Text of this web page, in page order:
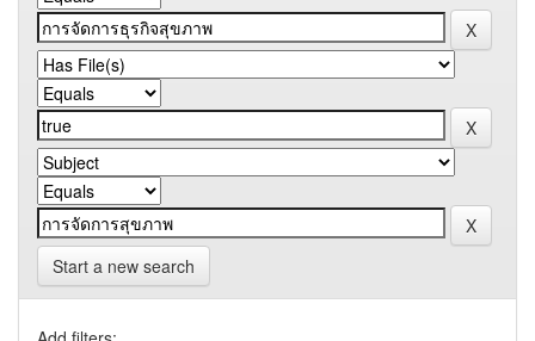
Start a new search